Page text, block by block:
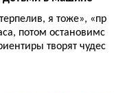
я тоже», «пр
потом остановимс
творят чудес